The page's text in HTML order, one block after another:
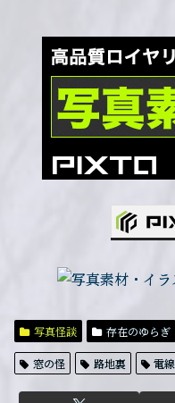
写真怪談 存在のゆらぎ
窓の怪 路地裏 電線